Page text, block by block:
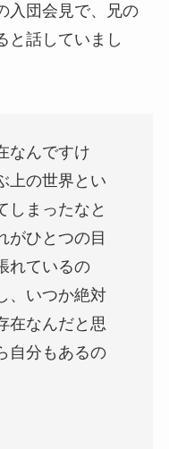
入団会見で、兄の
と話していまし
なんですけ
上の世界とい
しまったなと
がひとつの目
れているの
、いつか絶対
在なんだと思
自分もあるの